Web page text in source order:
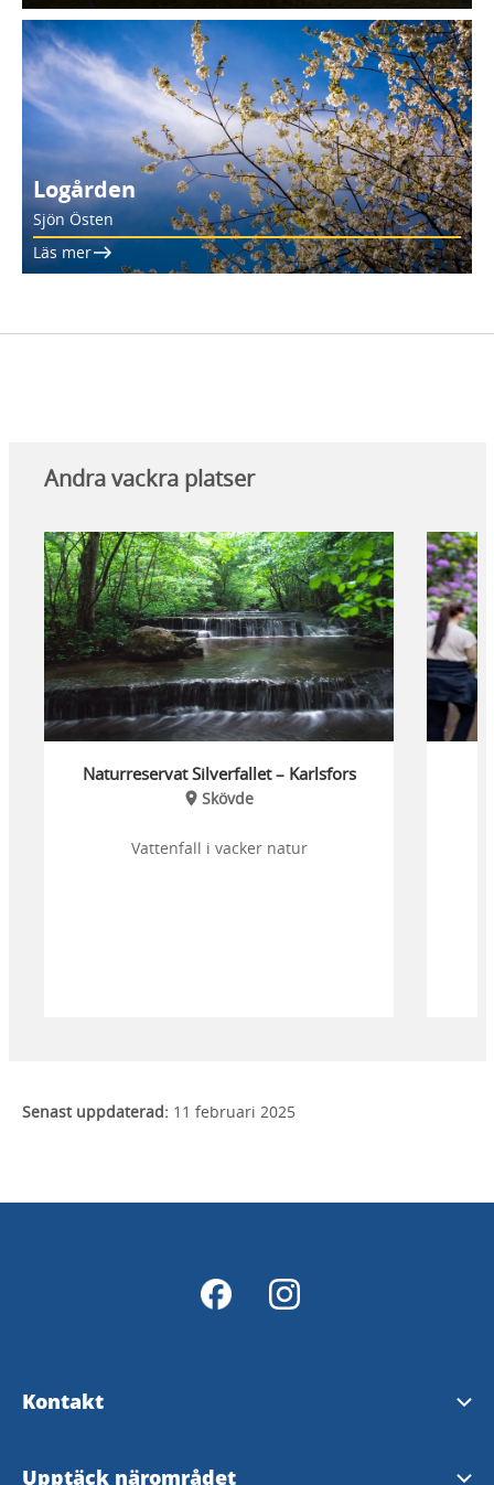
Logården
Sjön Östen
Läs mer
Andra vackra platser
Naturreservat Silverfallet – Karlsfors
Skövde
Vattenfall i vacker natur
Senast uppdaterad: 11 februari 2025
Kontakt
Tipsa om evenemang
Upptäck närområdet